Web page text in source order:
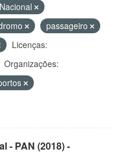
passageiro
Licenças:
Organizações:
- PAN (2018) -